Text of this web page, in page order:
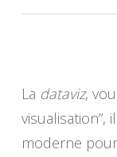
La dataviz,
visualisation”,
moderne